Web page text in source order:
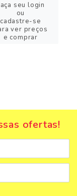
seu login
ou
cadastre-se
ver preços
e comprar
ofertas!